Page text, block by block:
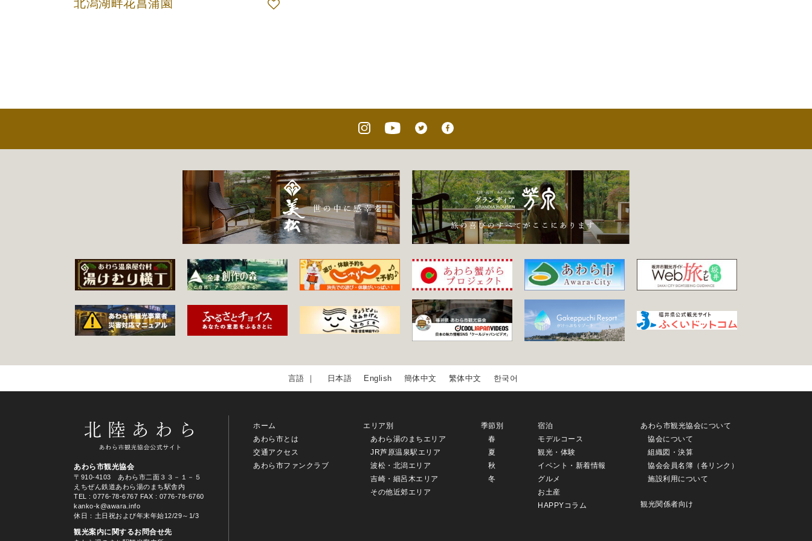
北潟湖畔花菖蒲園
日本語 English 簡体中文 繁体中文 한국어
あわら市観光協会
〒910-4103 あわら市二面３３－１－５
えちぜん鉄道あわら湯のまち駅舎内
TEL
: 0776-78-6767 FAX : 0776-78-6760
kanko-k@awara.info
休日：土日祝および年末年始12/29～1/3
観光案内に関するお問合せ先
ホーム
あわら市とは
交通アクセス
あわら市ファンクラブ
エリア別
あわら湯のまちエリア
JR芦原温泉駅エリア
波松・北潟エリア
吉崎・細呂木エリア
その他近郊エリア
季節別
春
夏
秋
冬
宿泊
モデルコース
観光・体験
イベント・新着情報
グルメ
お土産
HAPPYコラム
あわら市観光協会について
協会について
組織図・決算
協会会員名簿（各リンク）
施設利用について
観光関係者向け